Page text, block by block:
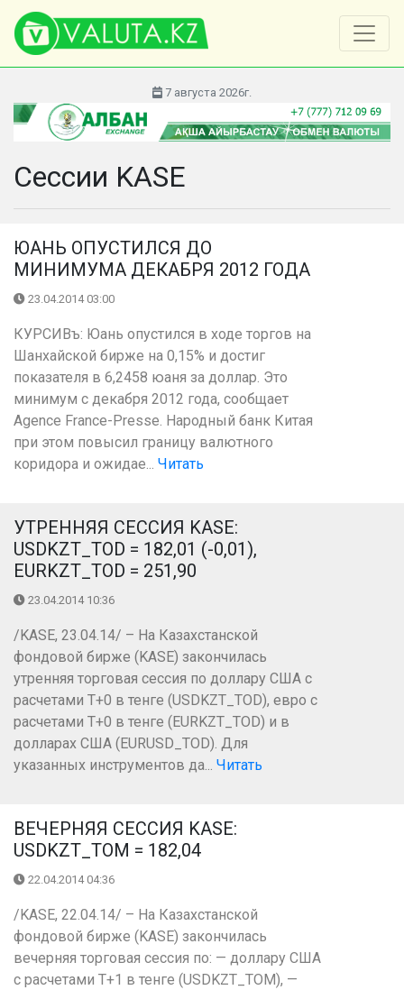
7 августа 2026г.
Сессии KASE
ЮАНЬ ОПУСТИЛСЯ ДО
МИНИМУМА ДЕКАБРЯ 2012 ГОДА
23.04.2014 03:00
КУРСИВъ: Юань опустился в ходе торгов на
Шанхайской бирже на 0,15% и достиг
показателя в 6,2458 юаня за доллар. Это
минимум с декабря 2012 года, сообщает
Agence France-Presse. Народный банк Китая
при этом повысил границу валютного
коридора и ожидае... Читать
УТРЕННЯЯ СЕССИЯ KASE:
USDKZT_TOD = 182,01 (-0,01),
EURKZT_TOD = 251,90
23.04.2014 10:36
/KASE, 23.04.14/ – На Казахстанской
фондовой бирже (KASE) закончилась
утренняя торговая сессия по доллару США с
расчетами Т+0 в тенге (USDKZT_TOD), евро с
расчетами T+0 в тенге (EURKZT_TOD) и в
долларах США (EURUSD_TOD). Для
указанных инструментов да... Читать
ВЕЧЕРНЯЯ СЕССИЯ KASE:
USDKZT_TOM = 182,04
22.04.2014 04:36
/KASE, 22.04.14/ – На Казахстанской
фондовой бирже (KASE) закончилась
вечерняя торговая сессия по: — доллару США
с расчетами Т+1 в тенге (USDKZT_TOM), —